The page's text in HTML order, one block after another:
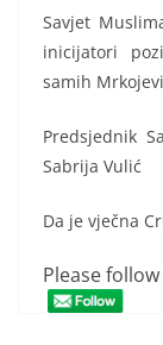
Savjet
inicijatori
samih
Predsjednik
Sabrija Vulić
Da je vječna
Please